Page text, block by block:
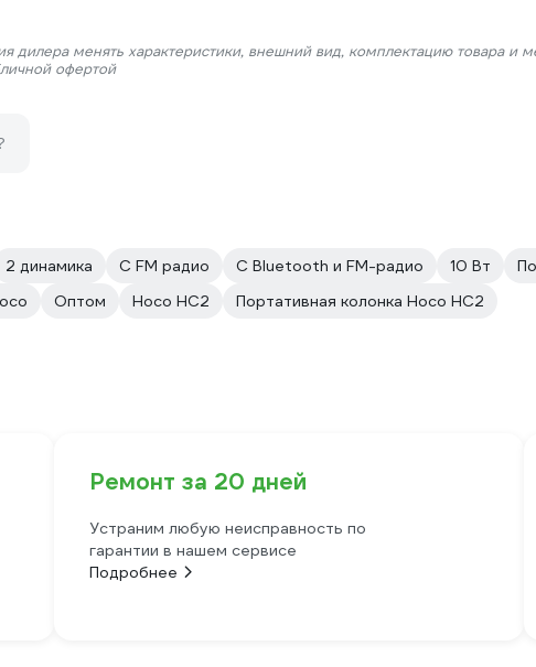
дилера менять характеристики, внешний вид, комплектацию товара и
офертой
2 динамика С FM радио С Bluetooth и FM-радио 10 Вт
Оптом Hoco HC2 Портативная колонка Hoco HC2
Ремонт за 20 дней
Устраним любую неисправность по
гарантии в нашем сервисе
Подробнее